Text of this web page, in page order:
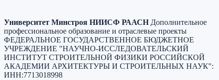
Университет Минстроя НИИСФ РААСН Дополнительное
профессиональное образование и отраслевые проекты
ФЕДЕРАЛЬНОЕ ГОСУДАРСТВЕННОЕ БЮДЖЕТНОЕ
УЧРЕЖДЕНИЕ "НАУЧНО-ИССЛЕДОВАТЕЛЬСКИЙ
ИНСТИТУТ СТРОИТЕЛЬНОЙ ФИЗИКИ РОССИЙСКОЙ
АКАДЕМИИ АРХИТЕКТУРЫ И СТРОИТЕЛЬНЫХ НАУК":
ИНН:7713018998